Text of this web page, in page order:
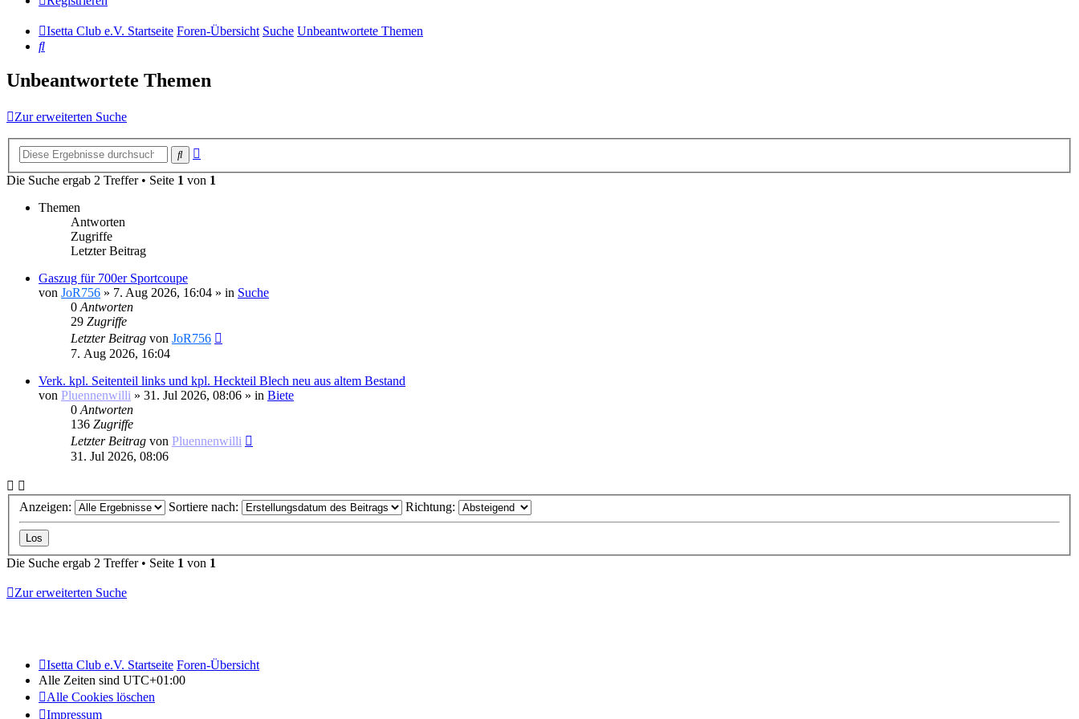
Isetta Club e.V. Startseite Foren-Übersicht Suche Unbeantwortete Themen
Suche
Unbeantwortete Themen
Zur erweiterten Suche
Suche
Die Suche ergab 2 Treffer • Seite 1 von 1
Themen
Antworten
Zugriffe
Letzter Beitrag
Gaszug für 700er Sportcoupe
von JoR756 » 7. Aug 2026, 16:04 » in Suche
0 Antworten
29 Zugriffe
Letzter Beitrag von JoR756
7. Aug 2026, 16:04
Verk. kpl. Seitenteil links und kpl. Heckteil Blech neu aus altem Bestand
von Pluennenwilli » 31. Jul 2026, 08:06 » in Biete
0 Antworten
136 Zugriffe
Letzter Beitrag von Pluennenwilli
31. Jul 2026, 08:06
Anzeigen: Sortiere nach: Richtung:
Die Suche ergab 2 Treffer • Seite 1 von 1
Zur erweiterten Suche
Isetta Club e.V. Startseite Foren-Übersicht
Alle Zeiten sind UTC+01:00
Alle Cookies löschen
Impressum